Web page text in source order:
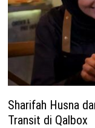
Sharifah Husna
Transit di Qalbox